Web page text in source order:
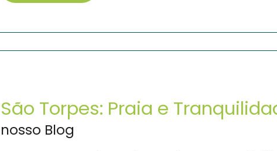
São Torpes: Praia e
nosso Blog